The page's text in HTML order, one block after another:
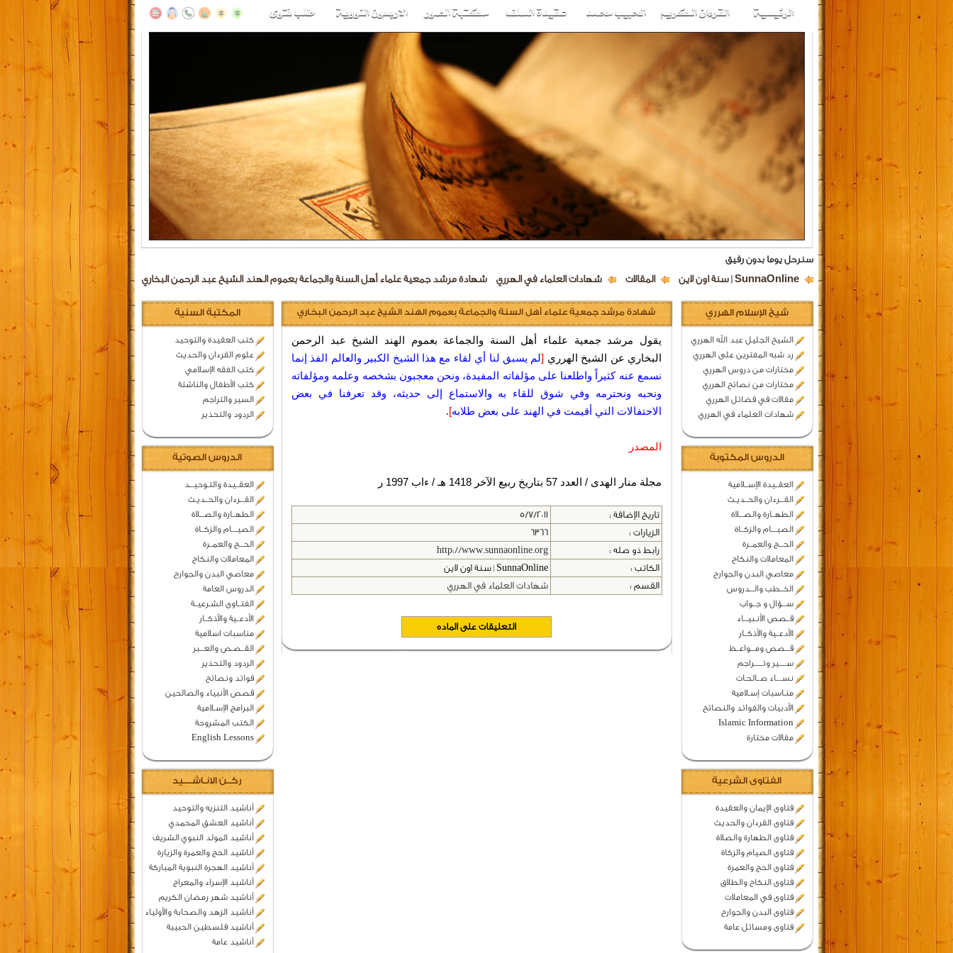
سنرحل يوما بدون رفيق
SunnaOnline | سنة اون لاين المقالات شهادات العلماء في الهرري شهادة مرشد جمعية علماء أهل السنة والجماعة بعموم الهند الشيخ عبد الرحمن البخاري
شيخ الإسلام الهرري
الشيخ الجليل عبد الله الهرري
رد شبه المفترين على الهرري
مختارات من دروس الهرري
مختارات من نصائح الهرري
مقالات في فضائل الهرري
شهادات العلماء في الهرري
الدروس المكتوبة
العقــيدة الإســلامية
القـــرءان والحــديـث
الطهــارة والصـــلاة
الصيــــام والزكــاة
الحـــج والعمــرة
المعاملات والنكاح
معاصي البدن والجوارح
الخــطب والـــدروس
ســـؤال و جــواب
قــصص الأنـبيـــاء
الأدعــية والأذكــار
قـــصص ومـــواعــظ
ســـــير وتــــــراجم
نســــاء صــالحـات
منـاسبات إسـلامية
الأدبيات والفوائد والنصائح
Islamic Information
مقالات مختارة
الفتاوى الشرعية
فتاوى الإيمان والعقيدة
فتاوى القرءان والحديث
فتاوى الطهارة والصلاة
فتاوى الصيام والزكاة
فتاوى الحج والعمرة
فتاوى النكاح والطلاق
فتاوى في المعاملات
فتاوى البدن والجوارح
فتاوى ومسائل عامة
المكتبة السنية
كتب العقيدة والتوحيد
علوم القرءان والحديث
كتب الفقه الإسلامي
كتب الأطفال والناشئة
السير والتراجم
الردود والتحذير
الدروس الصوتية
العقــيدة والتـوحيـــد
القـــرءان والحــديـث
الطهــارة والصـــلاة
الصيــــام والزكــاة
الحـــج والعمــرة
المعاملات والنكاح
معاصي البدن والجوارح
الدروس العامة
الفتــاوى الشـرعيــة
الأدعــية والأذكــار
مناسبات اسلامية
القــصـص والعـــبر
الردود والتحذير
فوائد ونصائح
قصص الأنبياء والصالحين
البرامج الإسـلامية
الكتب المشروحة
English Lessons
ركــن الانـاشــــيد
أناشيد التنزيه والتوحيد
أناشيد العشق المحمدي
أناشيد المولد النبوي الشريف
أناشيد الحج والعمرة والزيارة
أناشيد الهجرة النبوية المباركة
أناشيد الإسراء والمعراج
أناشيد شهر رمضان الكريم
أناشيد الزهد والصحابة والأولياء
أناشيد فلسطين الحبيبة
أناشيد عامة
شهادة مرشد جمعية علماء أهل السنة والجماعة بعموم الهند الشيخ عبد الرحمن البخاري
يقول مرشد جمعية علماء أهل السنة والجماعة بعموم الهند الشيخ عبد الرحمن
البخاري عن الشيخ الهرري [لم يسبق لنا أي لقاء مع هذا الشيخ الكبير والعالم الفذ إنما
نسمع عنه كثيراً واطلعنا على مؤلفاته المفيدة، ونحن معجبون بشخصه وعلمه ومؤلفاته
ونحبه ونحترمه وفي شوق للقاء به والاستماع إلى حديثه، وقد تعرفنا في بعض
الاحتفالات التي أقيمت في الهند على بعض طلابه]
.
المصدر
مجلة منار الهدى / العدد 57 بتاريخ ربيع الآخر 1418 هـ / ءاب 1997 ر
تاريخ الإضافة :
5/7/2011
الزيارات :
6366
رابط ذو صله :
http://www.sunnaonline.org
الكاتب :
SunnaOnline | سنة اون لاين
القسم :
شهادات العلماء في الهرري
التعليقات على الماده